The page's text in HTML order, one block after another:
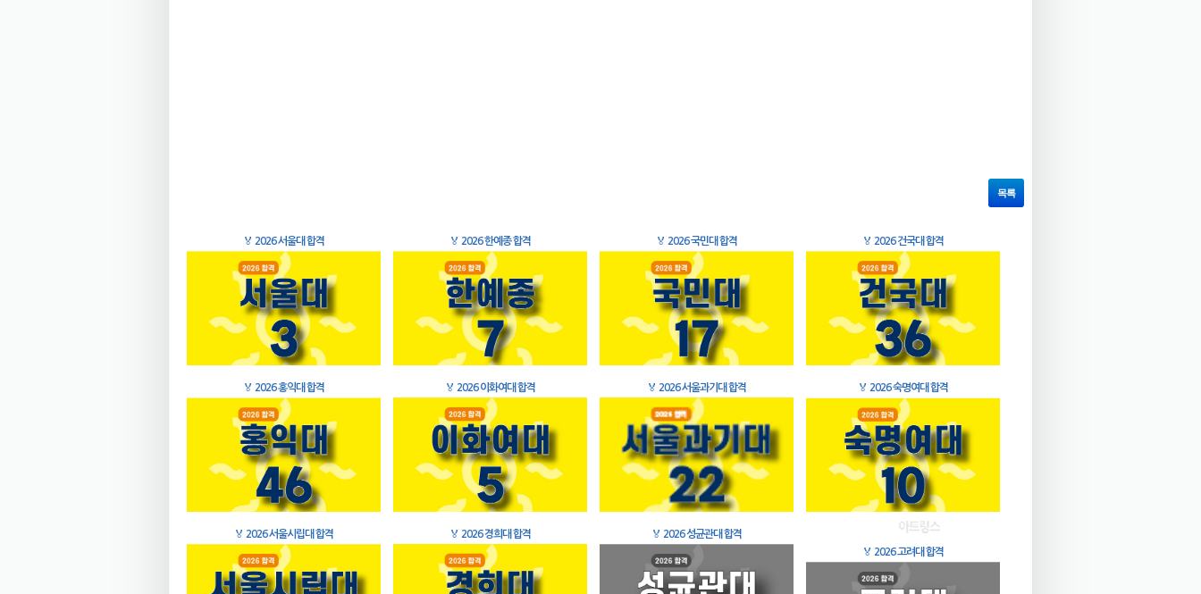
목록
🏅 2026 서울대 합격 🏅 2026 한예종 합격 🏅 2026 국민대 합격 🏅 2026 건국대 합격
🏅 2026 홍익대 합격 🏅 2026 이화여대 합격 🏅 2026 서울과기대 합격 🏅 2026 숙명여대 합격
🏅 2026 서울시립대 합격 🏅 2026 경희대 합격 🏅 2026 성균관대 합격
🏅 2026 고려대 합격